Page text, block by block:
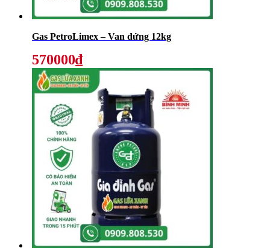
Gas PetroLimex – Van đứng 12kg
570000₫